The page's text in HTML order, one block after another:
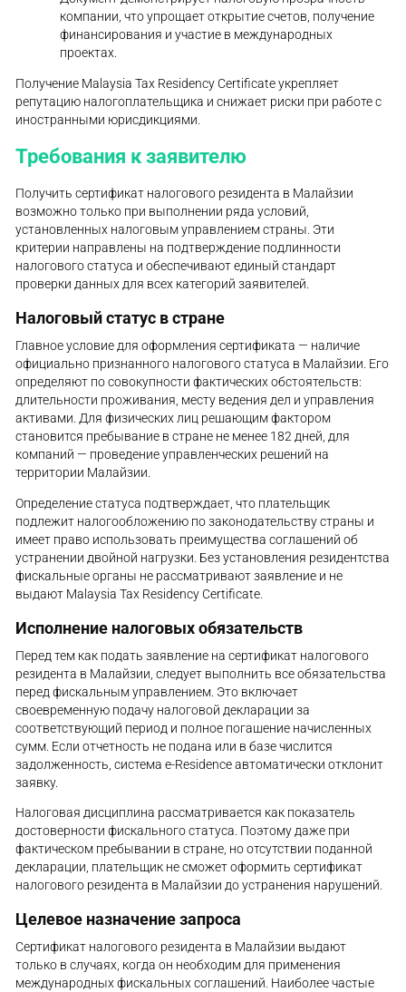
компании, что упрощает открытие счетов, получение
финансирования и участие в международных
проектах.
Получение Malaysia Tax Residency Certificate укрепляет
репутацию налогоплательщика и снижает риски при работе с
иностранными юрисдикциями.
Требования к заявителю
Получить сертификат налогового резидента в Малайзии
возможно только при выполнении ряда условий,
установленных налоговым управлением страны. Эти
критерии направлены на подтверждение подлинности
налогового статуса и обеспечивают единый стандарт
проверки данных для всех категорий заявителей.
Налоговый статус в стране
Главное условие для оформления сертификата — наличие
официально признанного налогового статуса в Малайзии. Его
определяют по совокупности фактических обстоятельств:
длительности проживания, месту ведения дел и управления
активами. Для физических лиц решающим фактором
становится пребывание в стране не менее 182 дней, для
компаний — проведение управленческих решений на
территории Малайзии.
Определение статуса подтверждает, что плательщик
подлежит налогообложению по законодательству страны и
имеет право использовать преимущества соглашений об
устранении двойной нагрузки. Без установления резидентства
фискальные органы не рассматривают заявление и не
выдают Malaysia Tax Residency Certificate.
Исполнение налоговых обязательств
Перед тем как подать заявление на сертификат налогового
резидента в Малайзии, следует выполнить все обязательства
перед фискальным управлением. Это включает
своевременную подачу налоговой декларации за
соответствующий период и полное погашение начисленных
сумм. Если отчетность не подана или в базе числится
задолженность, система e-Residence автоматически отклонит
заявку.
Налоговая дисциплина рассматривается как показатель
достоверности фискального статуса. Поэтому даже при
фактическом пребывании в стране, но отсутствии поданной
декларации, плательщик не сможет оформить сертификат
налогового резидента в Малайзии до устранения нарушений.
Целевое назначение запроса
Сертификат налогового резидента в Малайзии выдают
только в случаях, когда он необходим для применения
международных фискальных соглашений. Наиболее частые